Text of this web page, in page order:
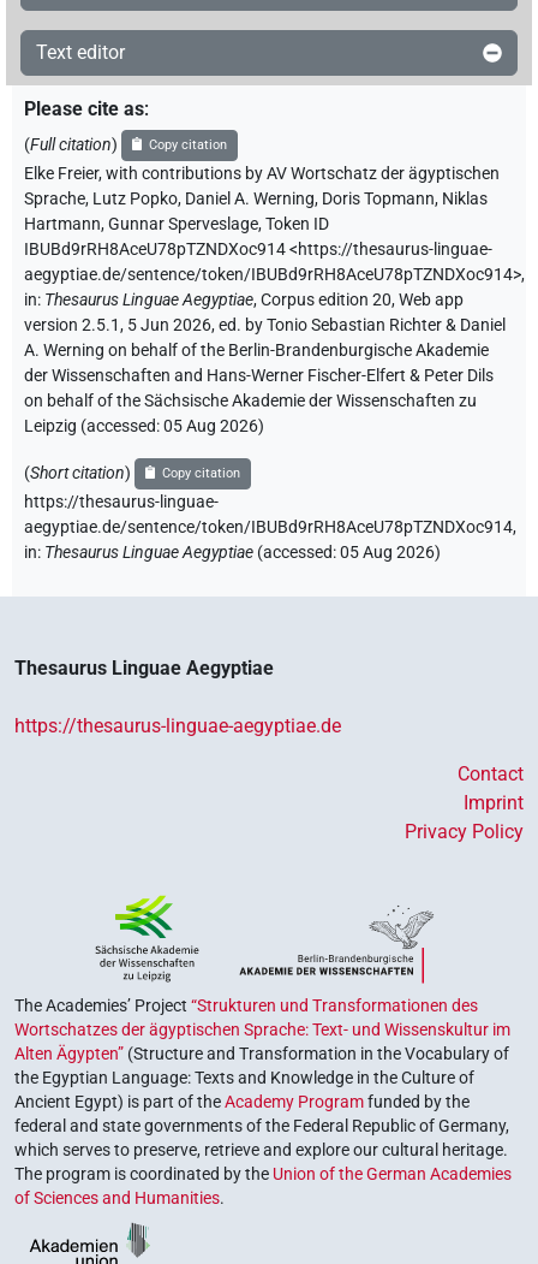
Text editor
Please cite as:
(Full citation) Copy citation
Elke Freier,with contributions byAV Wortschatz der ägyptischen
Sprache, Lutz Popko, Daniel A. Werning, Doris Topmann, Niklas
Hartmann,Gunnar Sperveslage,Token ID
IBUBd9rRH8AceU78pTZNDXoc914<https://thesaurus-linguae-
aegyptiae.de/sentence/token/IBUBd9rRH8AceU78pTZNDXoc914>,
in: Thesaurus Linguae Aegyptiae,Corpus edition 20, Web app
version 2.5.1, 5 Jun 2026, ed. by Tonio Sebastian Richter & Daniel
A. Werning on behalf of the Berlin-Brandenburgische Akademie
der Wissenschaften and Hans-Werner Fischer-Elfert & Peter Dils
on behalf of the Sächsische Akademie der Wissenschaften zu
Leipzig (accessed:05 Aug 2026)
(Short citation) Copy citation
https://thesaurus-linguae-
aegyptiae.de/sentence/token/IBUBd9rRH8AceU78pTZNDXoc914,
in: Thesaurus Linguae Aegyptiae (accessed:05 Aug 2026)
Thesaurus Linguae Aegyptiae
https://thesaurus-linguae-aegyptiae.de
Contact
Imprint
Privacy Policy
The Academies’ Project “Strukturen und Transformationen des
Wortschatzes der ägyptischen Sprache: Text- und Wissenskultur im
Alten Ägypten” (Structure and Transformation in the Vocabulary of
the Egyptian Language: Texts and Knowledge in the Culture of
Ancient Egypt) is part of theAcademy Programfunded by the
federal and state governments of the Federal Republic of Germany,
which serves to preserve, retrieve and explore our cultural heritage.
The program is coordinated by the Union of the German Academies
of Sciences and Humanities.